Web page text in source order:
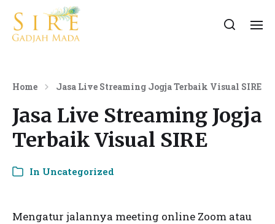
Home Jasa Live Streaming Jogja Terbaik Visual SIRE
Jasa Live Streaming Jogja
Terbaik Visual SIRE
In Uncategorized
Mengatur jalannya meeting online Zoom atau